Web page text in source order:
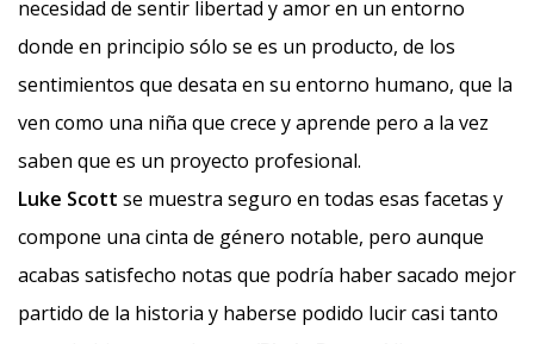
necesidad de sentir libertad y amor en un entorno
donde en principio sólo se es un producto, de los
sentimientos que desata en su entorno humano, que la
ven como una niña que crece y aprende pero a la vez
saben que es un proyecto profesional.
Luke Scott se muestra seguro en todas esas facetas y
compone una cinta de género notable, pero aunque
acabas satisfecho notas que podría haber sacado mejor
partido de la historia y haberse podido lucir casi tanto